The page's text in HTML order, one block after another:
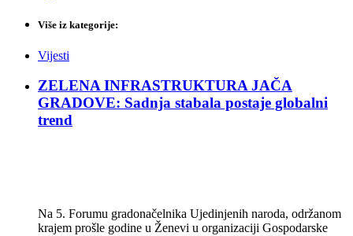
Više iz kategorije:
Vijesti
ZELENA INFRASTRUKTURA JAČA
GRADOVE: Sadnja stabala postaje globalni
trend
Na 5. Forumu gradonačelnika Ujedinjenih naroda, održanom
krajem prošle godine u Ženevi u organizaciji Gospodarske